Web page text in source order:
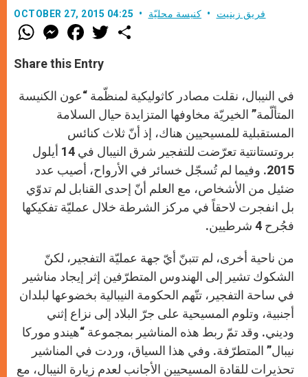
OCTOBER 27, 2015 04:25 فريق زينيت كنيسة محليّة
W
h
t
s
p
p
M
e
s
e
g
e
r
F
a
e
b
o
k
w
r
Share this Entry
في النيبال، نقلت مصادر كاثوليكية لمنظّمة “عون الكنيسة
المتألّمة” الخيريّة مخاوفها المتزايدة حيال السلامة
المستقبلية للمسيحيين هناك، إذ أنّ ثلاث كنائس
بروتستانتية تعرّضت للتفجير شرق النيبال في 14 أيلول
2015. وفيما لم تُسجّل خسائر في الأرواح، أصيب عدد
ضئيل من الأشخاص، مع العلم أنّ إحدى القنابل لم تدوّي
بل انفجرت لاحقاً في مركز الشرطة خلال عمليّة تفكيكها
فجُرح 4 شرطيين.
من ناحية أخرى، لم تتبنّ أيّ جهة عمليّة التفجير، لكنّ
الشكوك تشير إلى الهندوس المتطرّفين إثر إيجاد مناشير
في ساحة التفجير، تتّهم الحكومة النيبالية بخضوعها لبلدان
أجنبية، وتلوم المسيحية على جرّ البلاد إلى نزاع إثني
وديني. وقد تمّ ربط هذه المناشير بمجموعة “هيندو موركا
نيبال” المتطرّفة. وفي هذا السياق، وردت في المناشير
تحذيرات للقادة المسيحيين الأجانب لعدم زيارة النيبال، مع